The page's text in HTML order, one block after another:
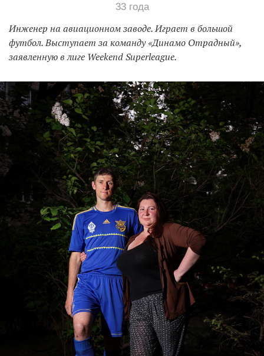
33 года
Инженер на авиационном заводе. Играет в большой
футбол. Выступает за команду «Динамо Отрадный»,
заявленную в лиге Weekend Superleague.